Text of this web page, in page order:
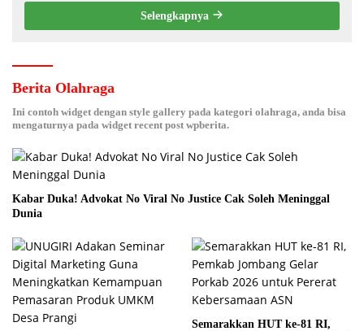
Selengkapnya
Berita Olahraga
Ini contoh widget dengan style gallery pada kategori olahraga, anda bisa
mengaturnya pada widget recent post wpberita.
Kabar Duka! Advokat No Viral No Justice Cak Soleh Meninggal
Dunia
Semarakkan HUT ke-81 RI,